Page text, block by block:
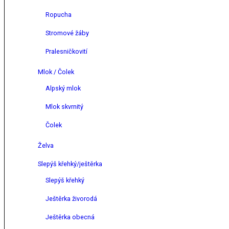
Ropucha
Stromové žáby
Pralesničkovití
Mlok / Čolek
Alpský mlok
Mlok skvrnitý
Čolek
Želva
Slepýš křehký/ještěrka
Slepýš křehký
Ještěrka živorodá
Ještěrka obecná